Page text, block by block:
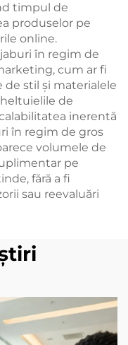
timpul de
produselor pe
online.
în regim de
cum ar fi
stil și materialele
de
inerentă
în regim de gros
volumele de
pe
fără a fi
sau reevaluări